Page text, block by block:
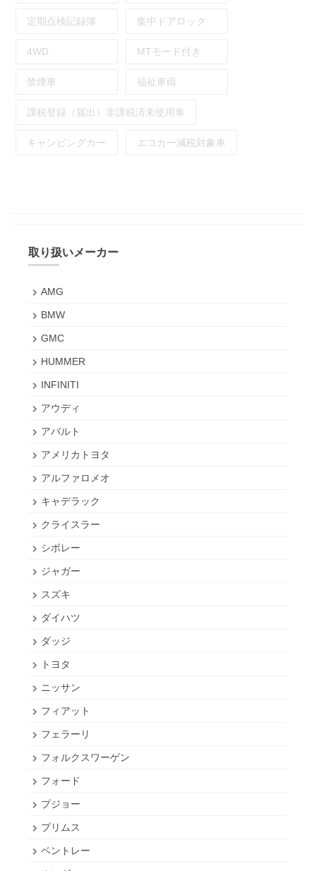
定期点検記録簿 集中ドアロック
4WD MTモード付き
禁煙車 福祉車両
課税登録（届出）非課税済未使用車
キャンピングカー エコカー減税対象車
取り扱いメーカー
AMG
BMW
GMC
HUMMER
INFINITI
アウディ
アバルト
アメリカトヨタ
アルファロメオ
キャデラック
クライスラー
シボレー
ジャガー
スズキ
ダイハツ
ダッジ
トヨタ
ニッサン
フィアット
フェラーリ
フォルクスワーゲン
フォード
プジョー
プリムス
ベントレー